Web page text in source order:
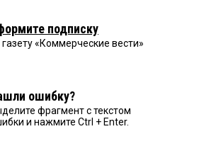
подписку
газету «Коммерческие вести»
ошибку?
фрагмент с текстом
и нажмите Ctrl + Enter.